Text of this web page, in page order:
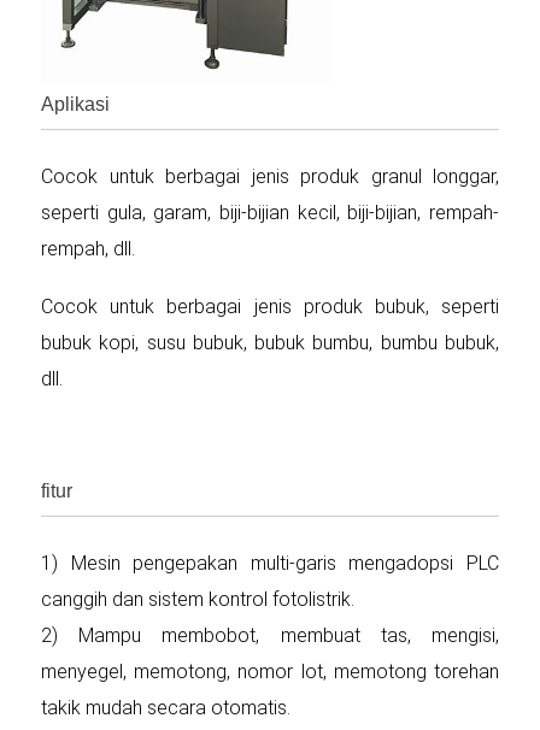
Aplikasi
Cocok untuk berbagai jenis produk granul longgar,
seperti gula, garam, biji-bijian kecil, biji-bijian, rempah-
rempah, dll.
Cocok untuk berbagai jenis produk bubuk, seperti
bubuk kopi, susu bubuk, bubuk bumbu, bumbu bubuk,
dll.
fitur
1) Mesin pengepakan multi-garis mengadopsi PLC
canggih dan sistem kontrol fotolistrik.
2) Mampu membobot, membuat tas, mengisi,
menyegel, memotong, nomor lot, memotong torehan
takik mudah secara otomatis.